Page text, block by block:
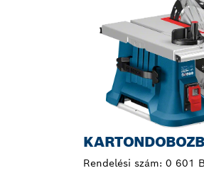
Rendelési szám: 0 601